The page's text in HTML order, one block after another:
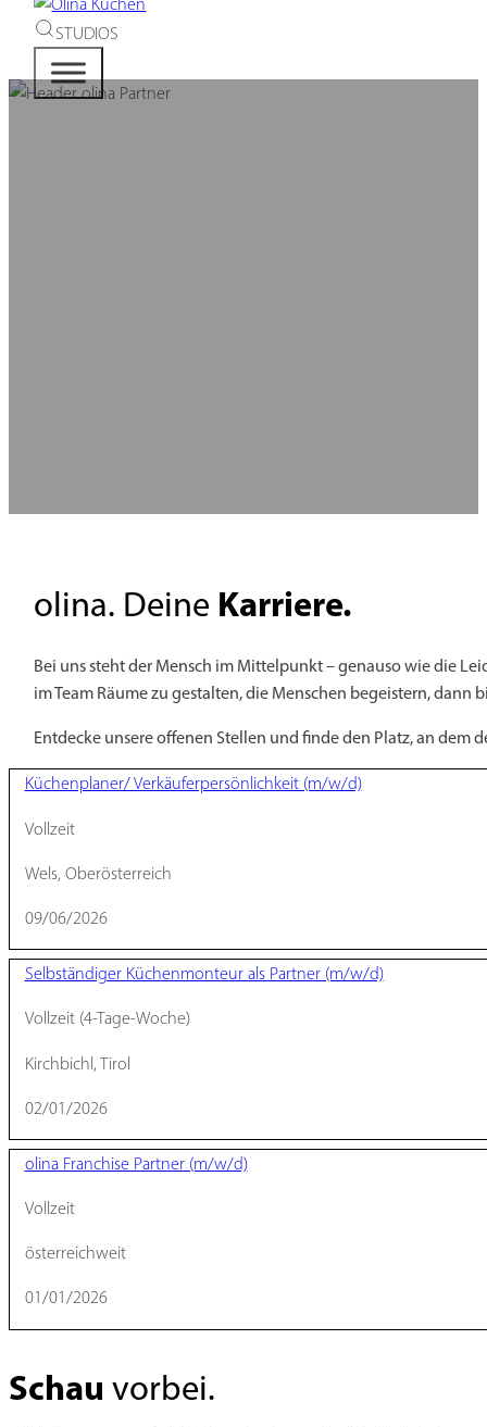
STUDIOS
olina. Deine Karriere.
Bei uns steht der Mensch im Mittelpunkt – genauso wie die
im Team Räume zu gestalten, die Menschen begeistern, dann
Entdecke unsere offenen Stellen und finde den Platz, an dem
Küchenplaner/ Verkäuferpersönlichkeit (m/w/d)
Vollzeit
Wels, Oberösterreich
09/06/2026
Selbständiger Küchenmonteur als Partner (m/w/d)
Vollzeit (4-Tage-Woche)
Kirchbichl, Tirol
02/01/2026
olina Franchise Partner (m/w/d)
Vollzeit
österreichweit
01/01/2026
Schau vorbei.